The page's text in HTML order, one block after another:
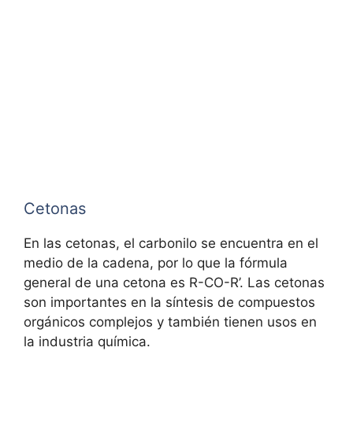
Cetonas
En las cetonas, el carbonilo se encuentra en el
medio de la cadena, por lo que la fórmula
general de una cetona es R-CO-R’. Las cetonas
son importantes en la síntesis de compuestos
orgánicos complejos y también tienen usos en
la industria química.